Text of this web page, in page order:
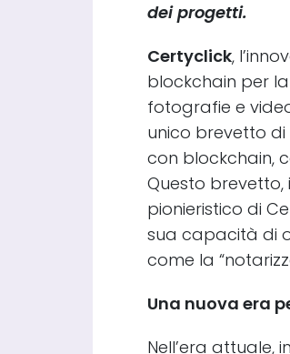
dei progetti.
Certyclick,
blockchain per
fotografie e
unico brevetto di
con blockchain,
Questo brevetto,
pionieristico di
sua capacità di
come la
Una nuova era
Nell’era attuale,